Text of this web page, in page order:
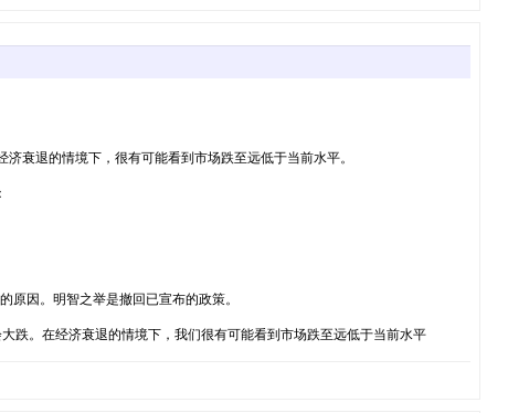
衰退的情境下，很有可能看到市场跌至远低于当前水平。
原因。明智之举是撤回已宣布的政策。
跌。在经济衰退的情境下，我们很有可能看到市场跌至远低于当前水平